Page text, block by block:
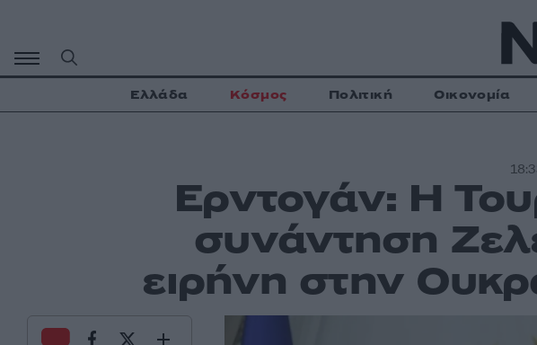
περιεχόμενο
Ελλάδα Κόσμος Πολιτική Οικονομία
Ερντογάν: Η
συνάντηση
ειρήνη στην